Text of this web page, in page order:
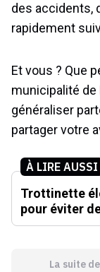
des accidents,
rapidement
Et vous ? Que
municipalité de
généraliser
partager votre
À LIRE AUSSI
Trottinette
pour éviter
La suite